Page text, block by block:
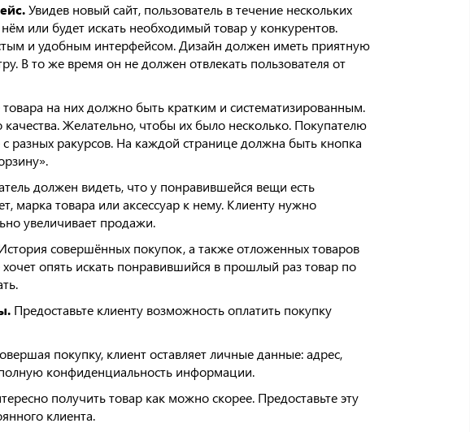
Увидев новый сайт, пользователь в течение нескольких
или будет искать необходимый товар у конкурентов.
и удобным интерфейсом. Дизайн должен иметь приятную
В то же время он не должен отвлекать пользователя от
на них должно быть кратким и систематизированным.
Желательно, чтобы их было несколько. Покупателю
с разных ракурсов. На каждой странице должна быть кнопка
должен видеть, что у понравившейся вещи есть
марка товара или аксессуар к нему. Клиенту нужно
увеличивает продажи.
совершённых покупок, а также отложенных товаров
опять искать понравившийся в прошлый раз товар по
Предоставьте клиенту возможность оплатить покупку
покупку, клиент оставляет личные данные: адрес,
конфиденциальность информации.
получить товар как можно скорее. Предоставьте эту
клиента.